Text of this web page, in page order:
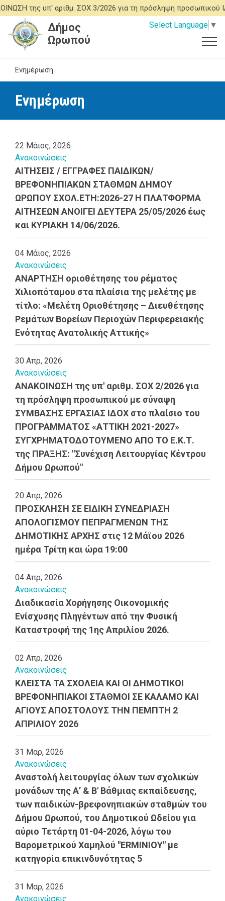
Παράκαμψη
προς
περιεχόμενο
της υπ' αριθμ. ΣΟΧ 3/2026 για τη πρόσληψη προσωπικού ΙΔΟΧ
Select Language ▼
Δήμος
Ωρωπού
Ενημέρωση
Ενημέρωση
22 Μάιος, 2026
Ανακοινώσεις
ΑΙΤΗΣΕIΣ / ΕΓΓΡΑΦΕΣ ΠΑΙΔΙΚΩΝ/
ΒΡΕΦΟΝΗΠΙΑΚΩΝ ΣΤΑΘΜΩΝ ΔΗΜΟΥ
ΩΡΩΠΟΥ ΣΧΟΛ.ΕΤΗ:2026-27 Η ΠΛΑΤΦΟΡΜΑ
ΑΙΤΗΣΕΩΝ ΑΝΟΙΓΕΙ ΔΕΥΤΕΡΑ 25/05/2026 έως
και ΚΥΡΙΑΚΗ 14/06/2026.
04 Μάιος, 2026
Ανακοινώσεις
ΑΝΑΡΤΗΣΗ οριοθέτησης του ρέματος
Χιλιοπόταμου στα πλαίσια της μελέτης με
τίτλο: «Μελέτη Οριοθέτησης – Διευθέτησης
Ρεμάτων Βορείων Περιοχών Περιφερειακής
Ενότητας Ανατολικής Αττικής»
30 Απρ, 2026
Ανακοινώσεις
ΑΝΑΚΟΙΝΩΣΗ της υπ' αριθμ. ΣΟΧ 2/2026 για
τη πρόσληψη προσωπικού με σύναψη
ΣΥΜΒΑΣΗΣ ΕΡΓΑΣΙΑΣ ΙΔΟΧ στο πλαίσιο του
ΠΡΟΓΡΑΜΜΑΤΟΣ «ΑΤΤΙΚΗ 2021-2027»
ΣΥΓΧΡΗΜΑΤΟΔΟΤΟΥΜΕΝΟ ΑΠΟ ΤΟ Ε.Κ.Τ.
της ΠΡΑΞΗΣ: "Συνέχιση Λειτουργίας Κέντρου
Δήμου Ωρωπού"
20 Απρ, 2026
ΠΡΟΣΚΛΗΣΗ ΣΕ ΕΙΔΙΚΗ ΣΥΝΕΔΡΙΑΣΗ
ΑΠΟΛΟΓΙΣΜΟΥ ΠΕΠΡΑΓΜΕΝΩΝ ΤΗΣ
ΔΗΜΟΤΙΚΗΣ ΑΡΧΗΣ στις 12 Μάϊου 2026
ημέρα Τρίτη και ώρα 19:00
04 Απρ, 2026
Ανακοινώσεις
Διαδικασία Χορήγησης Οικονομικής
Ενίσχυσης Πληγέντων από την Φυσική
Καταστροφή της 1ης Απριλίου 2026.
02 Απρ, 2026
Ανακοινώσεις
ΚΛΕΙΣΤΑ ΤΑ ΣΧΟΛΕΙΑ ΚΑΙ ΟΙ ΔΗΜΟΤΙΚΟΙ
ΒΡΕΦΟΝΗΠΙΑΚΟΙ ΣΤΑΘΜΟΙ ΣΕ ΚΑΛΑΜΟ ΚΑΙ
ΑΓΙΟΥΣ ΑΠΟΣΤΟΛΟΥΣ ΤΗΝ ΠΕΜΠΤΗ 2
ΑΠΡΙΛΙΟΥ 2026
31 Μαρ, 2026
Ανακοινώσεις
Αναστολή λειτουργίας όλων των σχολικών
μονάδων της Α’ & Β' Βάθμιας εκπαίδευσης,
των παιδικών-βρεφονηπιακών σταθμών του
Δήμου Ωρωπού, του Δημοτικού Ωδείου για
αύριο Τετάρτη 01-04-2026, λόγω του
Βαρομετρικού Χαμηλού "ERMINIOY" με
κατηγορία επικινδυνότητας 5
31 Μαρ, 2026
Ανακοινώσεις